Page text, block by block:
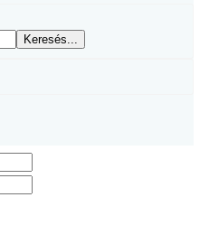
Keresés...